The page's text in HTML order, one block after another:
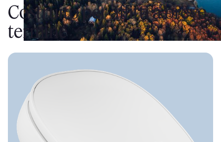
Costruito per affitti a breve
termine